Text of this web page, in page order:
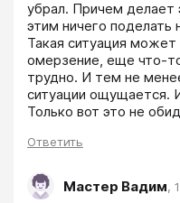
убрал. Причем делает
этим ничего
Такая ситуация
омерзение, еще что-
трудно. И тем не
ситуации ощущается.
Только вот это не
Ответить
Мастер Вадим,